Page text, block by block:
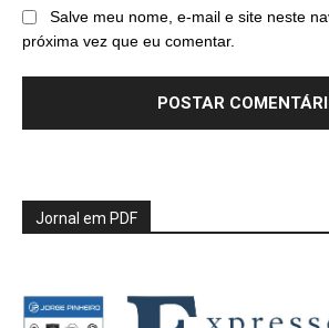
Salve meu nome, e-mail e site neste
próxima vez que eu comentar.
Jornal em PDF